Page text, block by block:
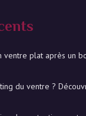
ventre plat après un
du ventre ?